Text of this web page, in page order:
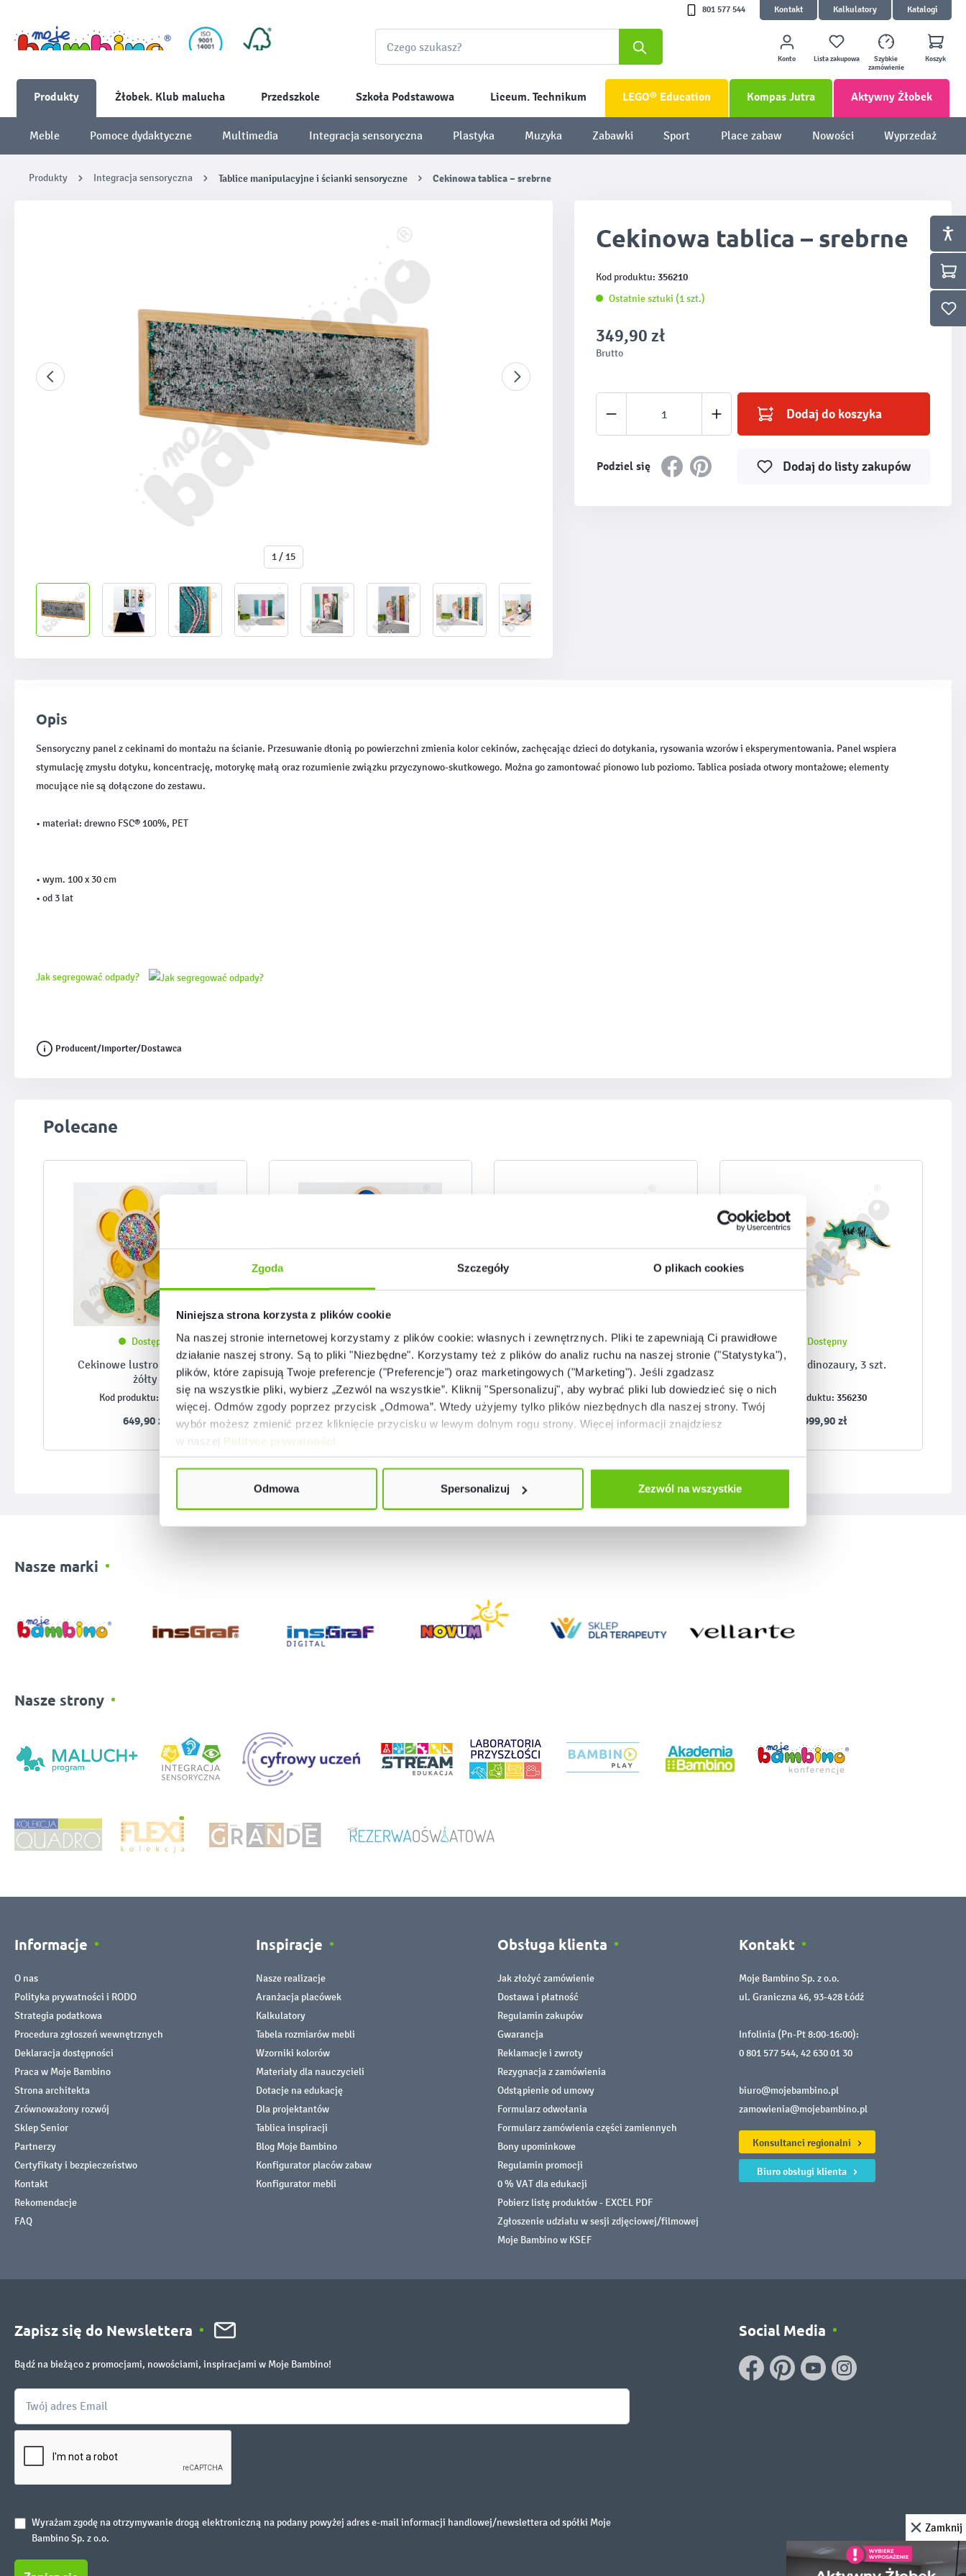
Zgoda Szczegóły O plikach cookies
Niniejsza strona korzysta z plików cookie
Na naszej stronie internetowej korzystamy z plików cookie: własnych i zewnętrznych. Pliki te zapewniają Ci prawidłowe
działanie naszej strony. Są to pliki "Niezbędne". Korzystamy też z plików do analiz ruchu na naszej stronie ("Statystyka"),
plików, które zapisują Twoje preferencje ("Preferencje") oraz marketingowych ("Marketing"). Jeśli zgadzasz
się na wszystkie pliki, wybierz „Zezwól na wszystkie”. Kliknij "Spersonalizuj", aby wybrać pliki lub dowiedzieć się o nich
więcej. Odmów zgody poprzez przycisk „Odmowa”. Wtedy użyjemy tylko plików niezbędnych dla naszej strony. Twój
wybór możesz zmienić przez kliknięcie przycisku w lewym dolnym rogu strony. Więcej informacji znajdziesz
w naszej Polityce prywatności
Odmowa Spersonalizuj Zezwól na wszystkie
801 577 544 Kontakt Kalkulatory Katalogi
Konto Lista zakupowa
Szybkie
zamówienie
Koszyk
Produkty Żłobek. Klub malucha Przedszkole Szkoła Podstawowa Liceum. Technikum LEGO® Education Kompas Jutra Aktywny Żłobek
Meble Pomoce dydaktyczne Multimedia Integracja sensoryczna Plastyka Muzyka Zabawki Sport Place zabaw Nowości Wyprzedaż
Produkty Integracja sensoryczna Tablice manipulacyjne i ścianki sensoryczne Cekinowa tablica – srebrne
1 / 15
Cekinowa tablica – srebrne
Kod produktu: 356210
Ostatnie sztuki (1 szt.)
349,90 zł
Brutto
Ilość produktu: Wprowadź żądaną ilość lub użyj
Dodaj do koszyka
Podziel się Dodaj do listy zakupów
Opis
Sensoryczny panel z cekinami do montażu na ścianie. Przesuwanie dłonią po powierzchni zmienia kolor cekinów, zachęcając dzieci do dotykania, rysowania wzorów i eksperymentowania. Panel wspiera
stymulację zmysłu dotyku, koncentrację, motorykę małą oraz rozumienie związku przyczynowo-skutkowego. Można go zamontować pionowo lub poziomo. Tablica posiada otwory montażowe; elementy
mocujące nie są dołączone do zestawu.
• materiał: drewno FSC® 100%, PET
• wym. 100 x 30 cm
• od 3 lat
Jak segregować odpady?
Producent/Importer/Dostawca
Pomiń galerię produktów
Polecane
Dostępny
Cekinowe lustro – kwiatek,
żółty
Kod produktu: 356199
649,90 zł
Dostępny
Cekinowe lustro – kwiatek,
niebieski
Kod produktu:356200
649,90 zł
Dostępny
Kod produktu:356201
579,90 zł
Dostępny
Cekinowe dinozaury, 3 szt.
Kod produktu: 356230
1 999,90 zł
Nasze marki
Nasze strony
Informacje
O nas
Polityka prywatności i RODO
Strategia podatkowa
Procedura zgłoszeń wewnętrznych
Deklaracja dostępności
Praca w Moje Bambino
Strona architekta
Zrównoważony rozwój
Sklep Senior
Partnerzy
Certyfikaty i bezpieczeństwo
Kontakt
Rekomendacje
FAQ
Inspiracje
Nasze realizacje
Aranżacja placówek
Kalkulatory
Tabela rozmiarów mebli
Wzorniki kolorów
Materiały dla nauczycieli
Dotacje na edukację
Dla projektantów
Tablica inspiracji
Blog Moje Bambino
Konfigurator placów zabaw
Konfigurator mebli
Obsługa klienta
Jak złożyć zamówienie
Dostawa i płatność
Regulamin zakupów
Gwarancja
Reklamacje i zwroty
Rezygnacja z zamówienia
Odstąpienie od umowy
Formularz odwołania
Formularz zamówienia części zamiennych
Bony upominkowe
Regulamin promocji
0 % VAT dla edukacji
Pobierz listę produktów - EXCEL PDF
Zgłoszenie udziału w sesji zdjęciowej/filmowej
Moje Bambino w KSEF
Kontakt
Moje Bambino Sp. z o.o.
ul. Graniczna 46, 93-428 Łódź
Infolinia (Pn-Pt 8:00-16:00):
0 801 577 544, 42 630 01 30
biuro@mojebambino.pl
zamowienia@mojebambino.pl
Konsultanci regionalni
Biuro obsługi klienta
Zapisz się do Newslettera
Bądź na bieżąco z promocjami, nowościami, inspiracjami w Moje Bambino!
Wyrażam zgodę na otrzymywanie drogą elektroniczną na podany powyżej adres e-mail informacji handlowej/newslettera od spółki Moje
Bambino Sp. z o.o.
Social Media
Zamknij